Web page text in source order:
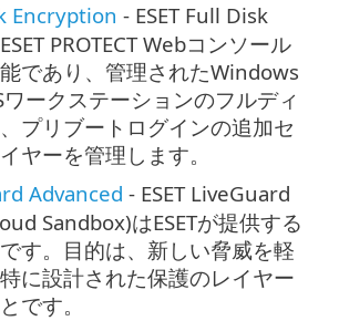
Encryption - ESET Full Disk
PROTECT Webコンソール
であり、管理されたWindows
ークステーションのフルディ
プリブートログインの追加セ
ヤーを管理します。
Advanced - ESET LiveGuard
Sandbox)はESETが提供する
す。目的は、新しい脅威を軽
に設計された保護のレイヤー
です。